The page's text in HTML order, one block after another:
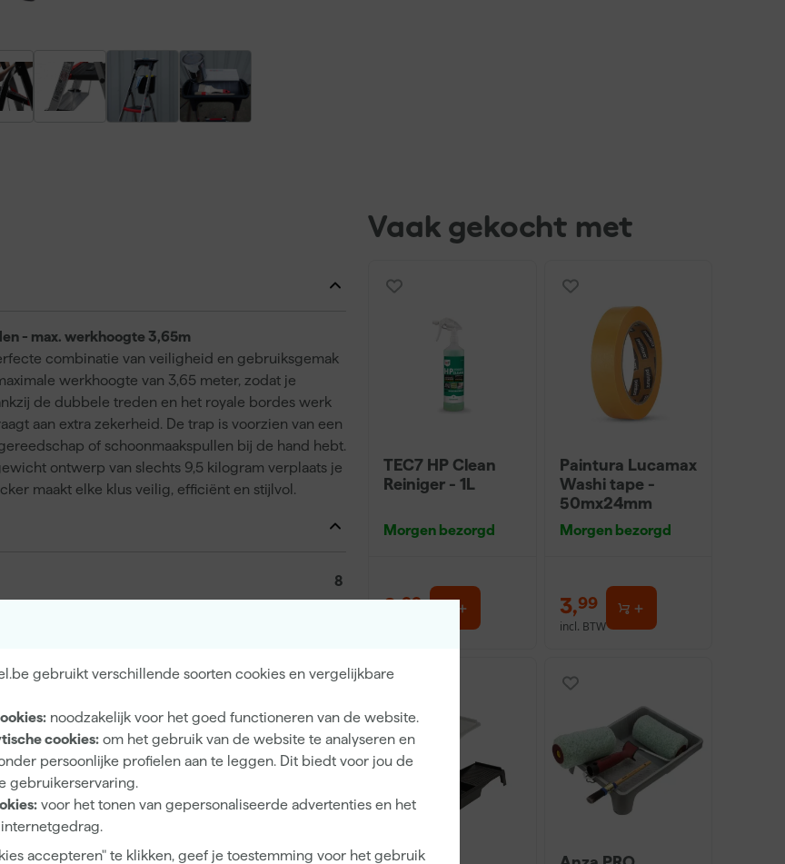
gebruikt verschillende soorten cookies en vergelijkbare
noodzakelijk voor het goed functioneren van de website.
cookies: om het gebruik van de website te analyseren en
persoonlijke profielen aan te leggen. Dit biedt voor jou de
gebruikerservaring.
voor het tonen van gepersonaliseerde advertenties en het
accepteren" te klikken, geef je toestemming voor het gebruik
- max. werkhoogte 3,65m
combinatie van veiligheid en gebruiksgemak
werkhoogte van 3,65 meter, zodat je
de dubbele treden en het royale bordes werk
aan extra zekerheid. De trap is voorzien van een
of schoonmaakspullen bij de hand hebt.
ontwerp van slechts 9,5 kilogram verplaats je
maakt elke klus veilig, efficiënt en stijlvol.
8
1.65 m
3.65 m
2.6 m
8711563133020
Vaak gekocht met
TEC7 HP Clean
Reiniger - 1L
Morgen bezorgd
8,99
Paintura Lucamax
Washi tape -
50mx24mm
Morgen bezorgd
3,99
incl. BTW